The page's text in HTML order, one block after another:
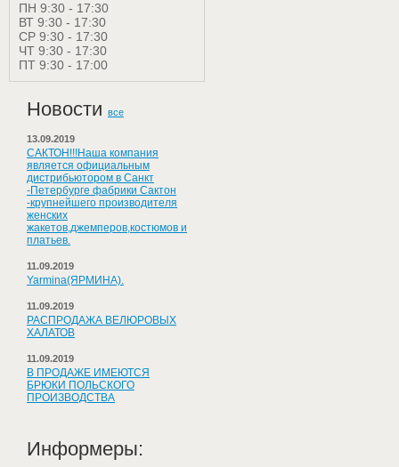
ПН 9:30 - 17:30
ВТ 9:30 - 17:30
СР 9:30 - 17:30
ЧТ 9:30 - 17:30
ПТ 9:30 - 17:00
Новости все
13.09.2019
САКТОН!!!Наша компания
является официальным
дистрибьютором в Санкт
-Петербурге фабрики Сактон
-крупнейшего производителя
женских
жакетов,джемперов,костюмов и
платьев.
11.09.2019
Yarmina(ЯРМИНА).
11.09.2019
РАСПРОДАЖА ВЕЛЮРОВЫХ
ХАЛАТОВ
11.09.2019
В ПРОДАЖЕ ИМЕЮТСЯ
БРЮКИ ПОЛЬСКОГО
ПРОИЗВОДСТВА
Информеры: